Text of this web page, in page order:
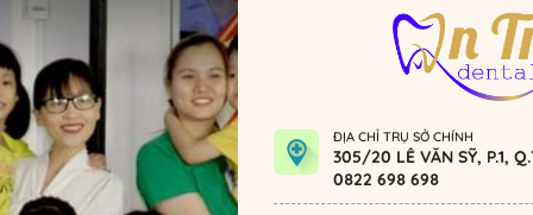
ĐỊA CHỈ TRỤ SỞ CHÍNH
305/20 LÊ VĂN SỸ, P.1,
0822 698 698